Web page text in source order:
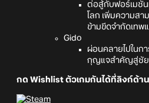
ต่อสู้กับฟอร์เมชัน
โลก เพิ่มความสา
ข้ามขีดจำกัดเทพ
Gido
ผ่อนคลายไปในก
กุญแจสำคัญสู่ชัย
กด Wishlist ตัวเกมกันได้ที่ลิงก์ด้า